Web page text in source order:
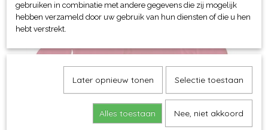
gebruiken in combinatie met andere gegevens die zij mogelijk
hebben verzameld door uw gebruik van hun diensten of die u hen
hebt verstrekt.
Later opnieuw tonen Selectie toestaan
Alles toestaan Nee, niet akkoord